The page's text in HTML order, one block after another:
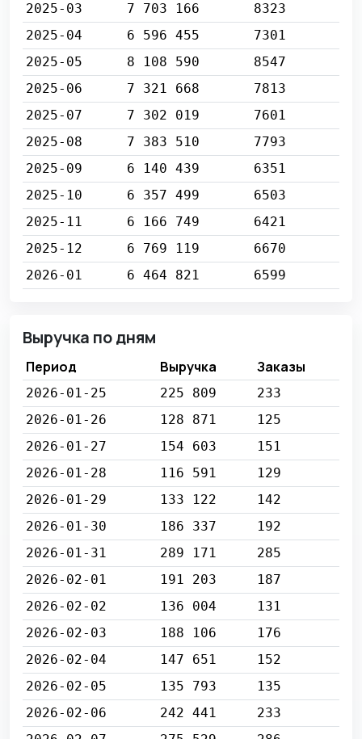
2025-03
7 703 166
8323
2025-04
6 596 455
7301
2025-05
8 108 590
8547
2025-06
7 321 668
7813
2025-07
7 302 019
7601
2025-08
7 383 510
7793
2025-09
6 140 439
6351
2025-10
6 357 499
6503
2025-11
6 166 749
6421
2025-12
6 769 119
6670
2026-01
6 464 821 6599
Выручка по дням
Период Выручка Заказы
2026-01-25 225 809
233
2026-01-26
128 871
125
2026-01-27
154 603
151
2026-01-28
116 591
129
2026-01-29
133 122
142
2026-01-30
186 337
192
2026-01-31
289 171
285
2026-02-01
191 203
187
2026-02-02
136 004
131
2026-02-03
188 106
176
2026-02-04
147 651
152
2026-02-05
135 793
135
2026-02-06
242 441
233